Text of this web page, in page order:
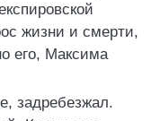
жизни и смерти,
его, Максима
задребезжал.